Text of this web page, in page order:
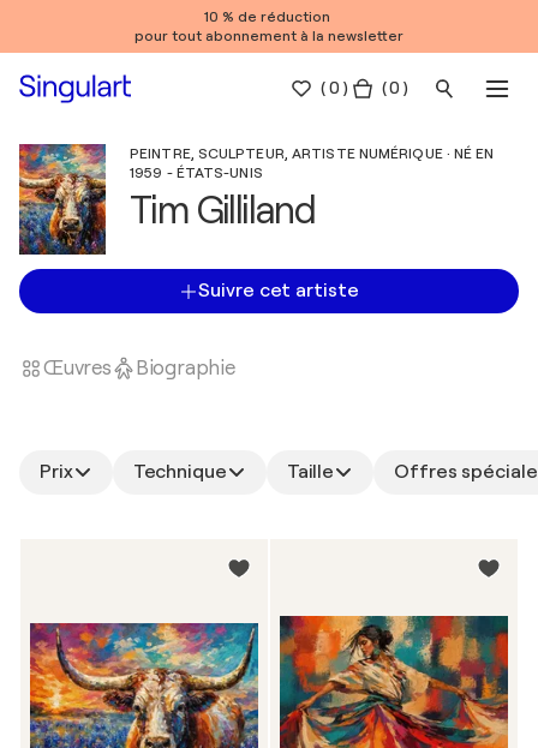
10 % de réduction
pour tout abonnement à la newsletter
(0 ) ( 0 )
PEINTRE, SCULPTEUR, ARTISTE NUMÉRIQUE · NÉ EN
1959 - ÉTATS-UNIS
Tim Gilliland
Suivre cet artiste
Œuvres Biographie
Prix Technique Taille Offres